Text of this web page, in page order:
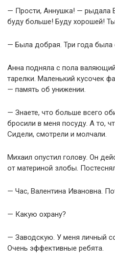
— Прости, Аннушка! — рыдала
буду больше! Буду хорошей!
— Была добрая. Три года была
Анна подняла с пола
тарелки. Маленький кусочек
— память об унижении.
— Знаете, что больше всего
бросили в меня посуду. А то,
Сидели, смотрели и молчали.
Михаил опустил голову. Он
от материной злобы.
— Час, Валентина Ивановна.
— Какую охрану?
— Заводскую. У меня личный
Очень эффективные ребята.